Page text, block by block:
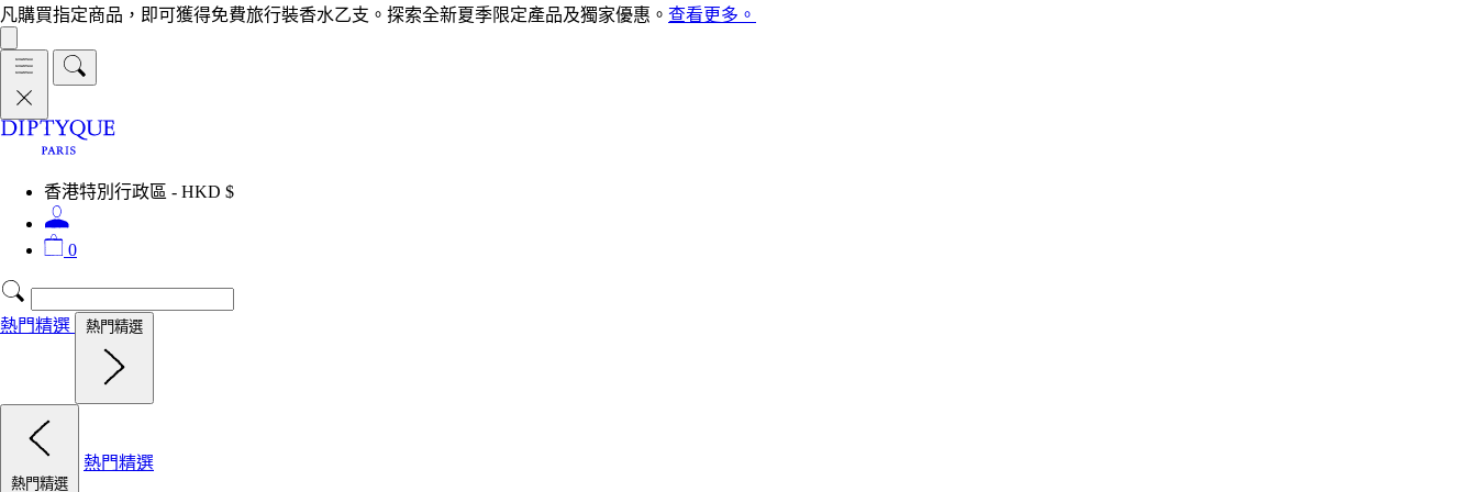
凡購買指定商品，即可獲得免費旅行裝香水乙支。探索全新夏季限定產品及獨家優惠。 查看更多。
香港特別行政區 - HKD $
0
熱門精選 熱門精選
熱門精選
熱門精選